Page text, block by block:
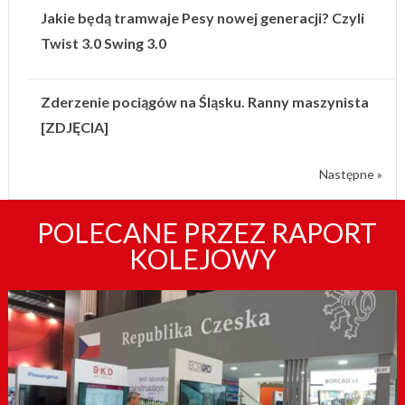
Jakie będą tramwaje Pesy nowej generacji? Czyli
Twist 3.0 Swing 3.0
Zderzenie pociągów na Śląsku. Ranny maszynista
[ZDJĘCIA]
Następne »
POLECANE PRZEZ RAPORT
KOLEJOWY